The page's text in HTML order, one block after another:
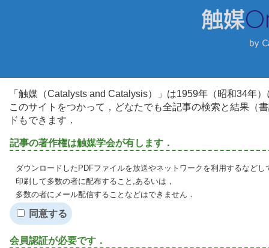
「触媒（Catalysts and Catalysis）」は1959年（昭和34年
このサイトをつかって，どなたでも全記事の検索と結果（
ドもできます．
記事の著作権は触媒学会が有します．
ダウンロードしたPDFファイルを放送やネットワークを利用するなど
印刷して多数の者に配布すること,あるいは，
多数の者にメール配信することなどはできません．
同意する
会員認証が必要です．